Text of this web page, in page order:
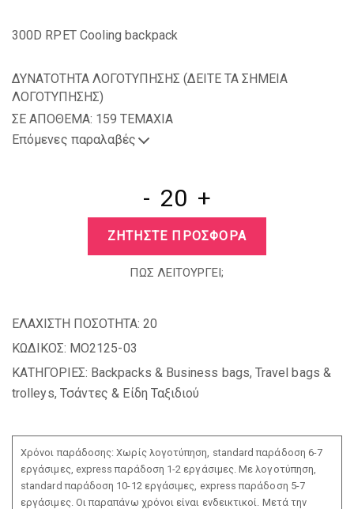
300D RPET Cooling backpack
ΔΥΝΑΤΟΤΗΤΑ ΛΟΓΟΤΥΠΗΣΗΣ (ΔΕΙΤΕ ΤΑ ΣΗΜΕΙΑ
ΛΟΓΟΤΥΠΗΣΗΣ)
ΣΕ ΑΠΟΘΕΜΑ: 159 TEMAXIA
Επόμενες παραλαβές
- +
ΖΗΤΗΣΤΕ ΠΡΟΣΦΟΡΑ
ΠΩΣ ΛΕΙΤΟΥΡΓΕΙ;
ΕΛΑΧΙΣΤΗ ΠΟΣΟΤΗΤΑ: 20
ΚΩΔΙΚΟΣ: MO2125-03
ΚΑΤΗΓΟΡΙΕΣ: Backpacks & Business bags, Travel bags &
trolleys, Τσάντες & Είδη Ταξιδιού
Χρόνοι παράδοσης: Χωρίς λογοτύπηση, standard παράδοση 6-7
εργάσιμες, express παράδοση 1-2 εργάσιμες. Με λογοτύπηση,
standard παράδοση 10-12 εργάσιμες, express παράδοση 5-7
εργάσιμες. Οι παραπάνω χρόνοι είναι ενδεικτικοί. Μετά την